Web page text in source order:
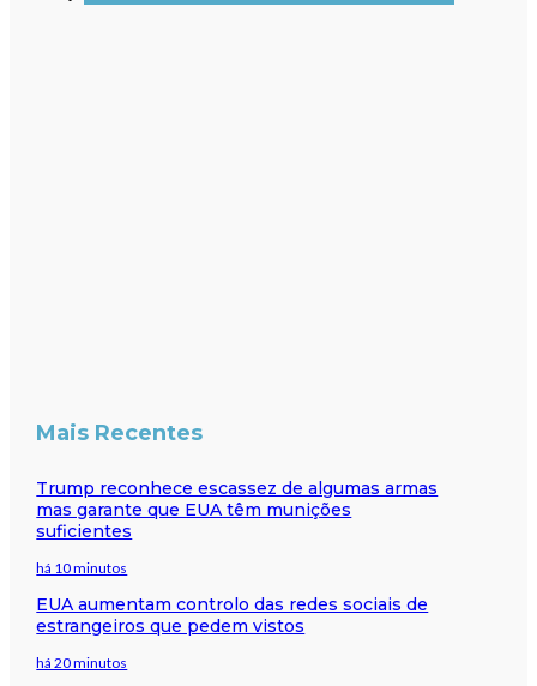
Mais Recentes
Trump reconhece escassez de algumas armas
mas garante que EUA têm munições
suficientes
há 10 minutos
EUA aumentam controlo das redes sociais de
estrangeiros que pedem vistos
há 20 minutos